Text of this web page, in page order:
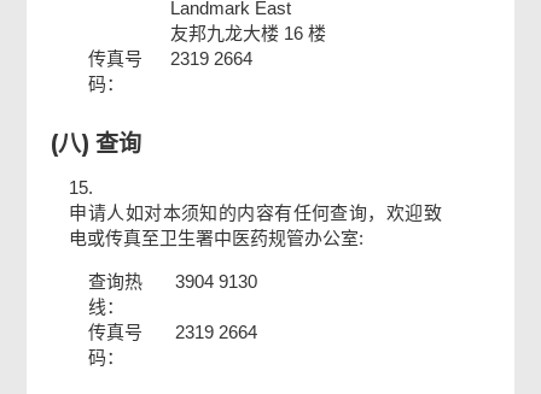
Landmark East
友邦九龙大楼 16 楼
传真号
码：
2319 2664
(八) 查询
15.
申请人如对本须知的内容有任何查询，欢迎致
电或传真至卫生署中医药规管办公室:
查询热
线：
3904 9130
传真号
码：
2319 2664